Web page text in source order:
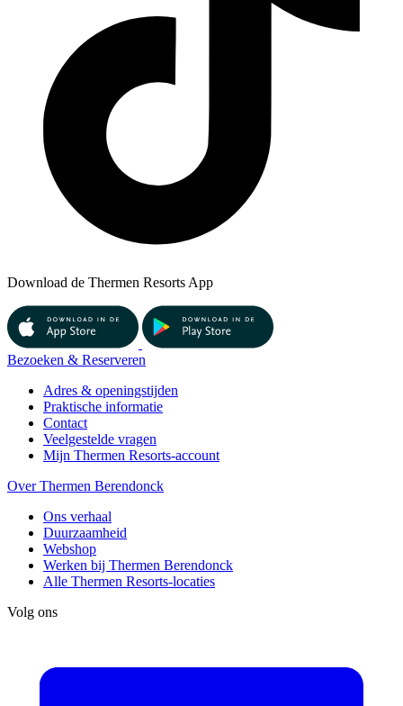
Download de Thermen Resorts App
Bezoeken & Reserveren
Adres & openingstijden
Praktische informatie
Contact
Veelgestelde vragen
Mijn Thermen Resorts-account
Over Thermen Berendonck
Ons verhaal
Duurzaamheid
Webshop
Werken bij Thermen Berendonck
Alle Thermen Resorts-locaties
Volg ons